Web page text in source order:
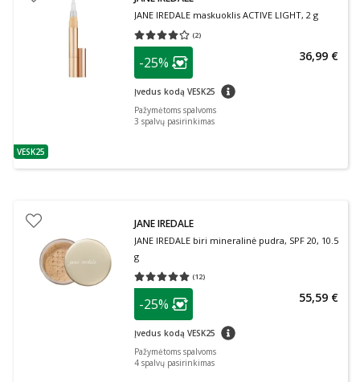
patarimas
VESK25
JANE IREDALE maskuoklis ACTIVE LIGHT, 2 g
(2)
Vidutinis įvertinimas 4.00
patarimas
Lojalumo klubo narių nuolaida
-25%
Įvedus kodą VESK25 patarimas
36,99 €
Pažymėtoms spalvoms
3 spalvų pasirinkimas
JANE IREDALE
JANE IREDALE biri mineralinė pudra, SPF 20, 10.5
g
(12)
Vidutinis įvertinimas 5.00
patarimas
Lojalumo klubo narių nuolaida
-25%
Įvedus kodą VESK25 patarimas
55,59 €
Pažymėtoms spalvoms
4 spalvų pasirinkimas